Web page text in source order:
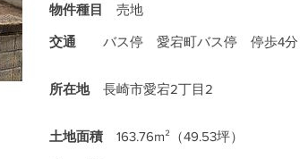
物件種目 売地
交通 バス停 愛宕町バス停 停歩4分
所在地長崎市愛宕2丁目2
土地面積163.76m²（49.53坪）